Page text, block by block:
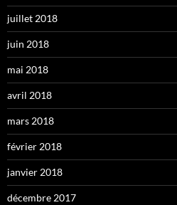
juillet 2018
juin 2018
mai 2018
avril 2018
mars 2018
février 2018
janvier 2018
décembre 2017